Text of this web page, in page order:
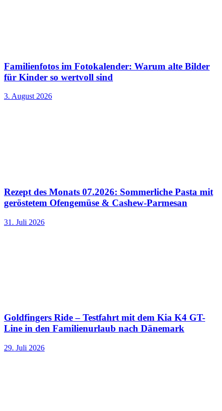
Familienfotos im Fotokalender: Warum alte Bilder
für Kinder so wertvoll sind
3. August 2026
Rezept des Monats 07.2026: Sommerliche Pasta mit
geröstetem Ofengemüse & Cashew-Parmesan
31. Juli 2026
Goldfingers Ride – Testfahrt mit dem Kia K4 GT-
Line in den Familienurlaub nach Dänemark
29. Juli 2026